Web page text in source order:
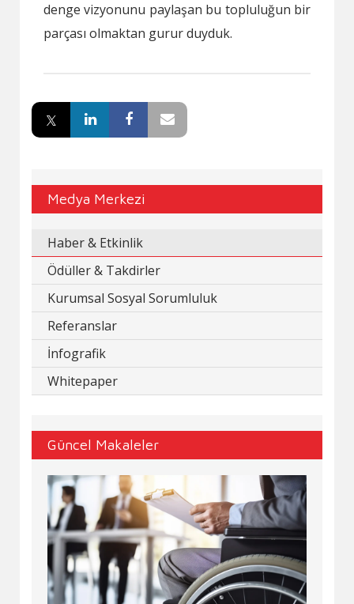
denge vizyonunu paylaşan bu topluluğun bir
parçası olmaktan gurur duyduk.
Medya Merkezi
Haber & Etkinlik
Ödüller & Takdirler
Kurumsal Sosyal Sorumluluk
Referanslar
İnfografik
Whitepaper
Güncel Makaleler